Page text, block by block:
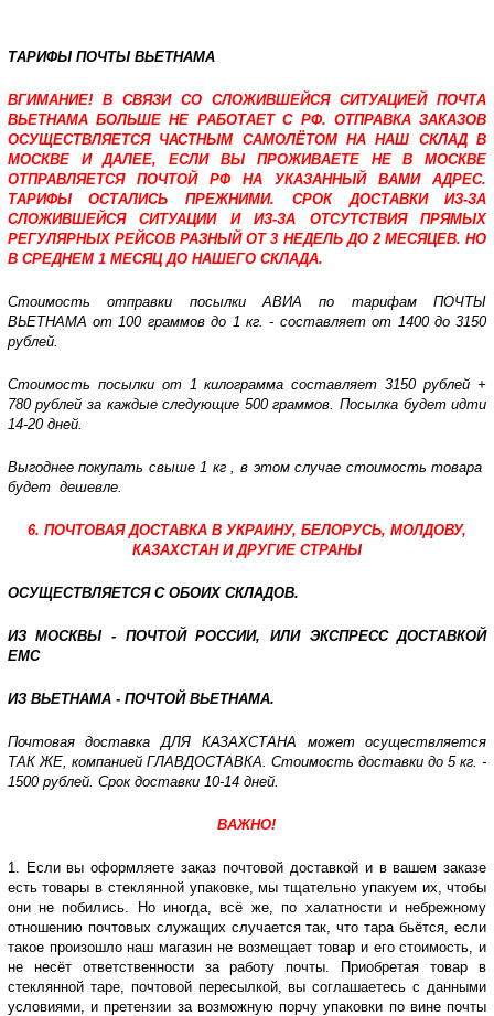
ТАРИФЫ ПОЧТЫ ВЬЕТНАМА
ВГИМАНИЕ! В СВЯЗИ СО СЛОЖИВШЕЙСЯ СИТУАЦИЕЙ ПОЧТА
ВЬЕТНАМА БОЛЬШЕ НЕ РАБОТАЕТ С РФ. ОТПРАВКА ЗАКАЗОВ
ОСУЩЕСТВЛЯЕТСЯ ЧАСТНЫМ САМОЛЁТОМ НА НАШ СКЛАД В
МОСКВЕ И ДАЛЕЕ, ЕСЛИ ВЫ ПРОЖИВАЕТЕ НЕ В МОСКВЕ
ОТПРАВЛЯЕТСЯ ПОЧТОЙ РФ НА УКАЗАННЫЙ ВАМИ АДРЕС.
ТАРИФЫ ОСТАЛИСЬ ПРЕЖНИМИ. СРОК ДОСТАВКИ ИЗ-ЗА
СЛОЖИВШЕЙСЯ СИТУАЦИИ И ИЗ-ЗА ОТСУТСТВИЯ ПРЯМЫХ
РЕГУЛЯРНЫХ РЕЙСОВ РАЗНЫЙ ОТ 3 НЕДЕЛЬ ДО 2 МЕСЯЦЕВ. НО
В СРЕДНЕМ 1 МЕСЯЦ ДО НАШЕГО СКЛАДА.
Стоимость отправки посылки АВИА по тарифам ПОЧТЫ
ВЬЕТНАМА от 100 граммов до 1 кг. - составляет от 1400 до 3150
рублей.
Стоимость посылки от 1 килограмма составляет 3150 рублей +
780 рублей за каждые следующие 500 граммов. Посылка будет идти
14-20 дней.
Выгоднее покупать свыше 1 кг , в этом случае стоимость товара
будет дешевле.
6. ПОЧТОВАЯ ДОСТАВКА В УКРАИНУ, БЕЛОРУСЬ, МОЛДОВУ,
КАЗАХСТАН И ДРУГИЕ СТРАНЫ
ОСУЩЕСТВЛЯЕТСЯ С ОБОИХ СКЛАДОВ.
ИЗ МОСКВЫ - ПОЧТОЙ РОССИИ, ИЛИ ЭКСПРЕСС ДОСТАВКОЙ
ЕМС
ИЗ ВЬЕТНАМА - ПОЧТОЙ ВЬЕТНАМА.
Почтовая доставка ДЛЯ КАЗАХСТАНА может осуществляется
ТАК ЖЕ, компанией ГЛАВДОСТАВКА. Стоимость доставки до 5 кг. -
1500 рублей. Срок доставки 10-14 дней.
ВАЖНО!
1. Если вы оформляете заказ почтовой доставкой и в вашем заказе
есть товары в стеклянной упаковке, мы тщательно упакуем их, чтобы
они не побились. Но иногда, всё же, по халатности и небрежному
отношению почтовых служащих случается так, что тара бьётся, если
такое произошло наш магазин не возмещает товар и его стоимость, и
не несёт ответственности за работу почты. Приобретая товар в
стеклянной таре, почтовой пересылкой, вы соглашаетесь с данными
условиями, и претензии за возможную порчу упаковки по вине почты